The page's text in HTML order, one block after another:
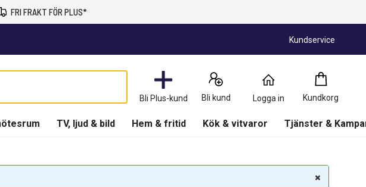
FRI FRAKT FÖR PLUS*
Kundservice
Bli Plus-kund Bli kund Logga in Kundkorg
Kundkorg
0
Produkter
TV, ljud & bild Hem & fritid Kök & vitvaror Tjänster &